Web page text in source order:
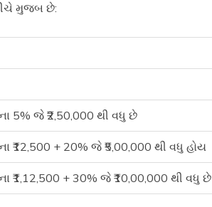
મુજબ છે:
5% જે ₹2,50,000 થી વધુ છે
₹12,500 + 20% જે ₹5,00,000 થી વધુ હોય
₹1,12,500 + 30% જે ₹10,00,000 થી વધુ છે